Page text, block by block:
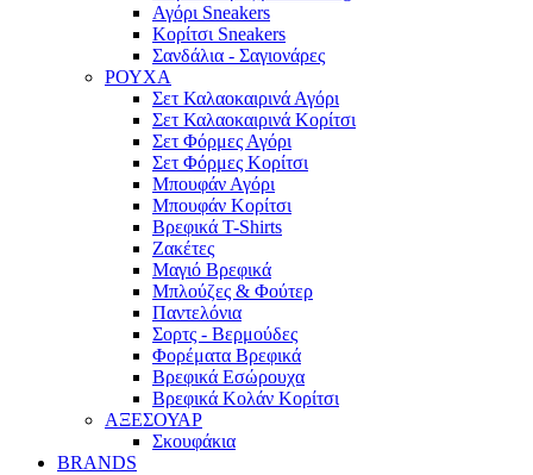
Αγόρι Sneakers
Κορίτσι Sneakers
Σανδάλια - Σαγιονάρες
ΡΟΥΧΑ
Σετ Καλαοκαιρινά Αγόρι
Σετ Καλαοκαιρινά Κορίτσι
Σετ Φόρμες Αγόρι
Σετ Φόρμες Κορίτσι
Mπουφάν Αγόρι
Mπουφάν Κορίτσι
Βρεφικά T-Shirts
Ζακέτες
Μαγιό Βρεφικά
Mπλούζες & Φούτερ
Παντελόνια
Σορτς - Βερμούδες
Φορέματα Βρεφικά
Βρεφικά Εσώρουχα
Βρεφικά Κολάν Κορίτσι
ΑΞΕΣΟΥΑΡ
Σκουφάκια
BRANDS